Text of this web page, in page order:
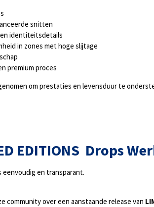
snitten
identiteitsdetails
in zones met hoge slijtage
premium proces
om prestaties en levensduur te
EDITIONS Drops
eenvoudig en transparant.
community over een aanstaande release van